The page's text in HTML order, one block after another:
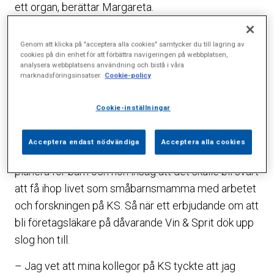
ett organ, berättar Margareta.
I början av 80-talet kom hon i kontakt med Paul Hall
som 1975 startade Hälsocentralen på
Sophiahemmet och hon började jobba extra på
– Jag tyckte det var jättekul och kände att det
passade mig.
Ungefär då började Margareta och hennes man
planera för barn och hon insåg att det skulle bli svårt
att få ihop livet som småbarnsmamma med arbetet
och forskningen på KS. Så när ett erbjudande om att
bli företagsläkare på dåvarande Vin & Sprit dök upp
slog hon till.
– Jag vet att mina kollegor på KS tyckte att jag
Genom att klicka på "acceptera alla cookies" samtycker du till lagring av
cookies på din enhet för att förbättra navigeringen på webbplatsen,
analysera webbplatsens användning och bistå i våra
marknadsföringsinsatser. Cookie-policy
Cookie-inställningar
Acceptera endast nödvändiga Acceptera alla cookies